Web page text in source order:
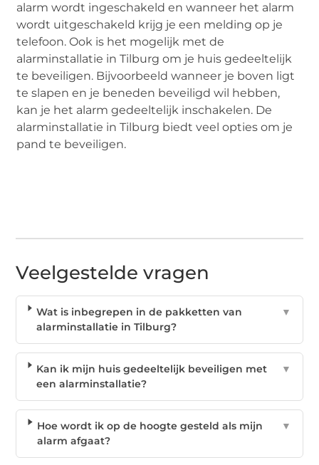
alarm wordt ingeschakeld en wanneer het alarm
wordt uitgeschakeld krijg je een melding op je
telefoon. Ook is het mogelijk met de
alarminstallatie in Tilburg om je huis gedeeltelijk
te beveiligen. Bijvoorbeeld wanneer je boven ligt
te slapen en je beneden beveiligd wil hebben,
kan je het alarm gedeeltelijk inschakelen. De
alarminstallatie in Tilburg biedt veel opties om je
pand te beveiligen.
Veelgestelde vragen
Wat is inbegrepen in de pakketten van
alarminstallatie in Tilburg?
▼
Kan ik mijn huis gedeeltelijk beveiligen met
een alarminstallatie?
▼
Hoe wordt ik op de hoogte gesteld als mijn
alarm afgaat?
▼